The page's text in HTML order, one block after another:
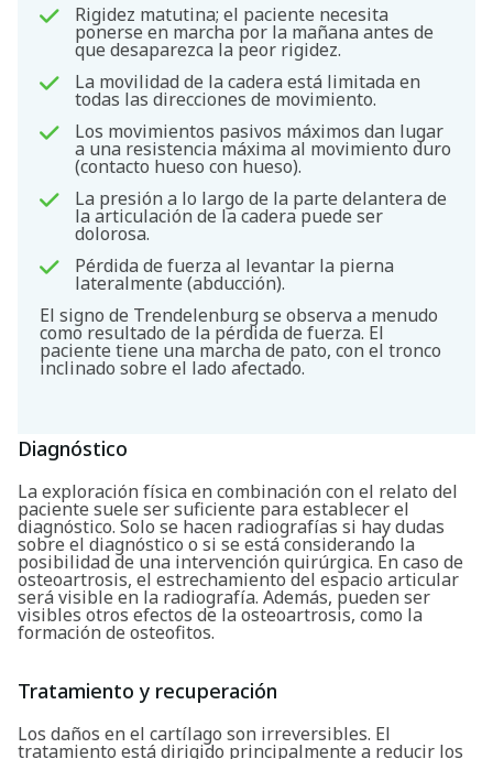
Rigidez matutina; el paciente necesita
ponerse en marcha por la mañana antes de
que desaparezca la peor rigidez.
La movilidad de la cadera está limitada en
todas las direcciones de movimiento.
Los movimientos pasivos máximos dan lugar
a una resistencia máxima al movimiento duro
(contacto hueso con hueso).
La presión a lo largo de la parte delantera de
la articulación de la cadera puede ser
dolorosa.
Pérdida de fuerza al levantar la pierna
lateralmente (abducción).
El signo de Trendelenburg se observa a menudo
como resultado de la pérdida de fuerza. El
paciente tiene una marcha de pato, con el tronco
inclinado sobre el lado afectado.
Diagnóstico
La exploración física en combinación con el relato del
paciente suele ser suficiente para establecer el
diagnóstico. Solo se hacen radiografías si hay dudas
sobre el diagnóstico o si se está considerando la
posibilidad de una intervención quirúrgica. En caso de
osteoartrosis, el estrechamiento del espacio articular
será visible en la radiografía. Además, pueden ser
visibles otros efectos de la osteoartrosis, como la
formación de osteofitos.
Tratamiento y recuperación
Los daños en el cartílago son irreversibles. El
tratamiento está dirigido principalmente a reducir los